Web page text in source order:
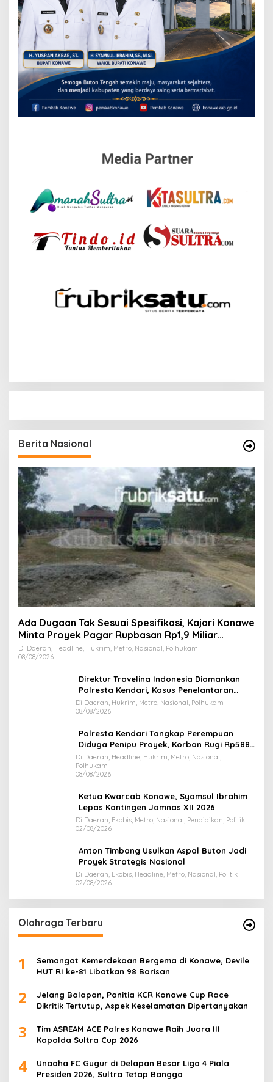
Berita Nasional
Ada Dugaan Tak Sesuai Spesifikasi, Kajari Konawe
Minta Proyek Pagar Rupbasan Rp1,9 Miliar
Dihentikan
Di Daerah, Headline, Hukrim, Metro, Nasional, Polhukam
08/08/2026
Direktur Travelina Indonesia Diamankan
Polresta Kendari, Kasus Penelantaran
Jemaah Umrah Masuk Babak Baru
Di Daerah, Hukrim, Metro, Nasional, Polhukam
08/08/2026
Polresta Kendari Tangkap Perempuan
Diduga Penipu Proyek, Korban Rugi Rp588,1
Juta
Di Daerah, Headline, Hukrim, Metro, Nasional,
Polhukam
08/08/2026
Ketua Kwarcab Konawe, Syamsul Ibrahim
Lepas Kontingen Jamnas XII 2026
Di Daerah, Ekobis, Metro, Nasional, Pendidikan, Politik
02/08/2026
Anton Timbang Usulkan Aspal Buton Jadi
Proyek Strategis Nasional
Di Daerah, Ekobis, Headline, Metro, Nasional, Politik
02/08/2026
Olahraga Terbaru
1
Semangat Kemerdekaan Bergema di Konawe, Devile
HUT RI ke-81 Libatkan 98 Barisan
2
Jelang Balapan, Panitia KCR Konawe Cup Race
Dikritik Tertutup, Aspek Keselamatan Dipertanyakan
3
Tim ASREAM ACE Polres Konawe Raih Juara III
Kapolda Sultra Cup 2026
4
Unaaha FC Gugur di Delapan Besar Liga 4 Piala
Presiden 2026, Sultra Tetap Bangga